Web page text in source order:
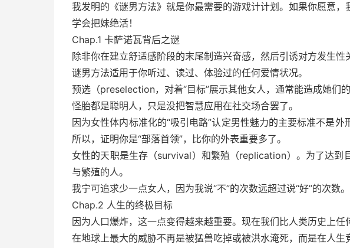
我发明的《谜男方法》就是你最需要的游戏计计划。如果你愿意
学会把妹绝活！
Chap.1 卡萨诺瓦背后之谜
除非你在建立舒适感阶段的末尾制造兴奋感，然后引诱对方发生性
谜男方法适用于你听过、读过、体验过的任何爱情状况。
预选（preselection，对着“目标”展示其他女人，通常能造成她们
怪胎都是聪明人，只是没把智慧应用在社交场合罢了。
因为女性体内标准化的“吸引电路”认定男性魅力的主要标准不是外
所以，证明你是“部落首领”，比你的外表重要多了。
女性的天职是生存（survival）和繁殖（replication）。为了达到
与繁殖的人。
我宁可追求少一点女人，因为我说“不”的次数远超过说“好”的次数。
Chap.2 人生的终极目标
因为人口爆炸，这一点变得越来越重要。现在我们比人类历史上
在地球上最大的威胁不再是被猛兽吃掉或被洪水淹死，而是在人生